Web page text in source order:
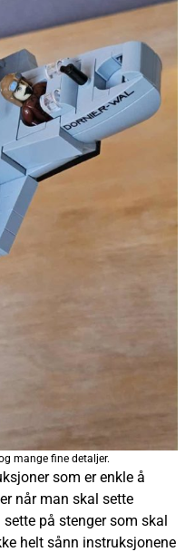
mange fine detaljer.
som er enkle å
når man skal sette
på stenger som skal
helt sånn instruksjonene